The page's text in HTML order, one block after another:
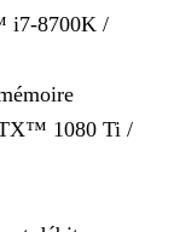
i7-8700K /
1080 Ti /